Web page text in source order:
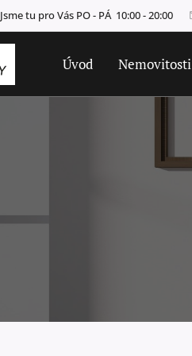
Jsme tu pro Vás PO - PÁ 10:00 - 20:00
Úvod Nemovitosti